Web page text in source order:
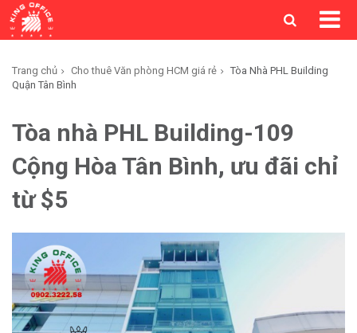
Trang chủ Cho thuê Văn phòng HCM giá rẻ
Tòa Nhà PHL Building
Quận Tân Bình
Tòa nhà PHL Building-109
Cộng Hòa Tân Bình, ưu đãi chỉ
từ $5